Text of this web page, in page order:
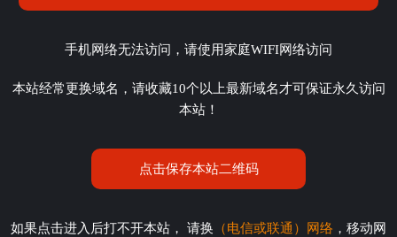
手机网络无法访问，请使用家庭WIFI网络访问
本站经常更换域名，请收藏10个以上最新域名才可保证永久访问
本站！
点击保存本站二维码
如果点击进入后打不开本站， 请换 （电信或联通）网络 ，移动网